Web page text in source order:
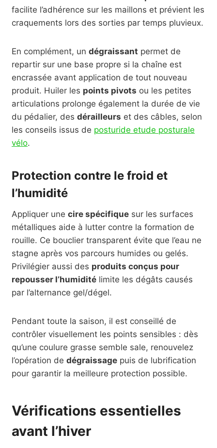
facilite l’adhérence sur les maillons et prévient les
craquements lors des sorties par temps pluvieux.
En complément, un dégraissant permet de
repartir sur une base propre si la chaîne est
encrassée avant application de tout nouveau
produit. Huiler les points pivots ou les petites
articulations prolonge également la durée de vie
du pédalier, des dérailleurs et des câbles, selon
les conseils issus de posturide etude posturale
vélo.
Protection contre le froid et
l’humidité
Appliquer une cire spécifique sur les surfaces
métalliques aide à lutter contre la formation de
rouille. Ce bouclier transparent évite que l’eau ne
stagne après vos parcours humides ou gelés.
Privilégier aussi des produits conçus pour
repousser l’humidité limite les dégâts causés
par l’alternance gel/dégel.
Pendant toute la saison, il est conseillé de
contrôler visuellement les points sensibles : dès
qu’une coulure grasse semble sale, renouvelez
l’opération de dégraissage puis de lubrification
pour garantir la meilleure protection possible.
Vérifications essentielles
avant l’hiver